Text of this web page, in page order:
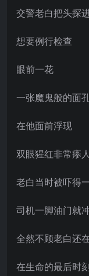
交警老白把头探
想要例行检查
眼前一花
一张魔鬼般的面
在他面前浮现
双眼猩红非常瘆人
老白当时被吓得
司机一脚油门就
全然不顾老白还
在生命的最后时